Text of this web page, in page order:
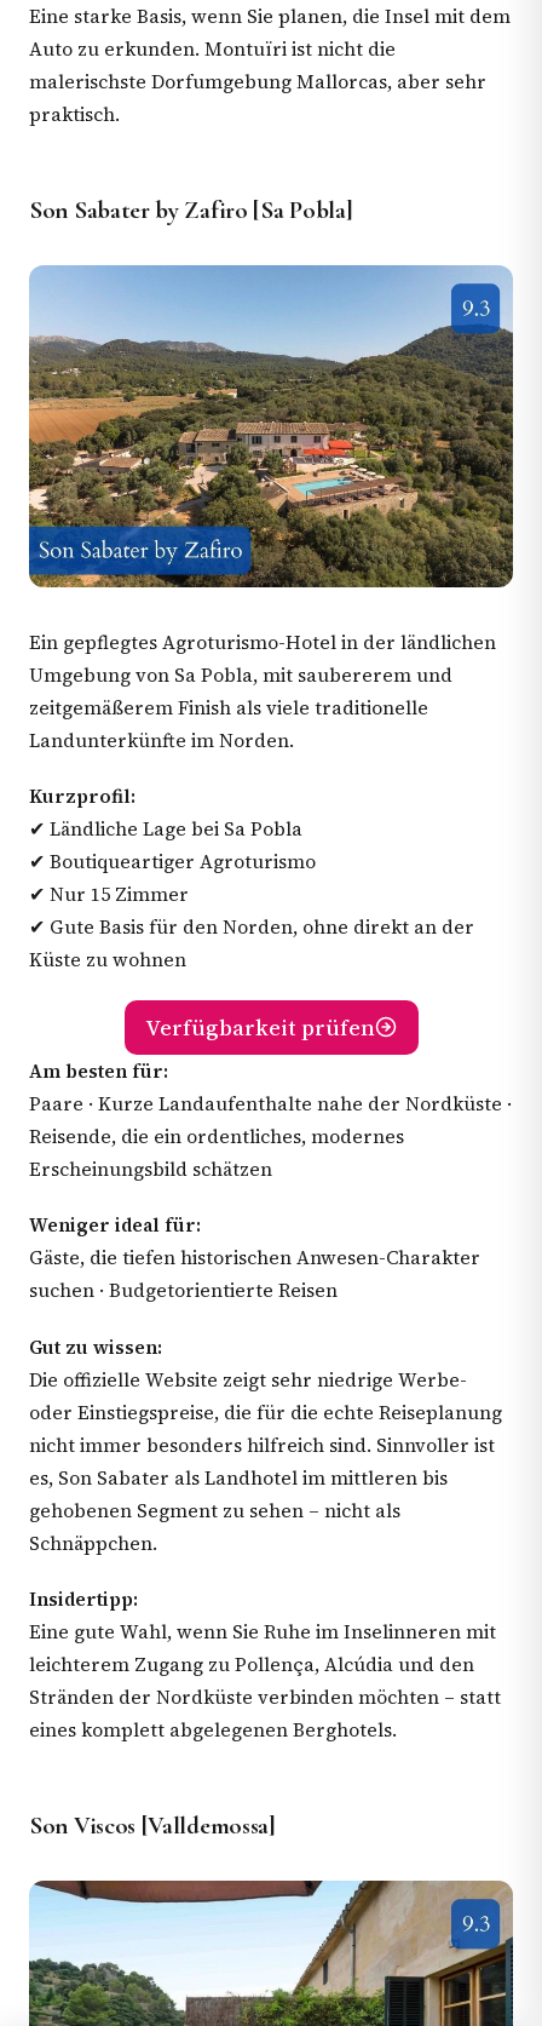
Eine starke Basis, wenn Sie planen, die Insel mit dem
Auto zu erkunden. Montuïri ist nicht die
malerischste Dorfumgebung Mallorcas, aber sehr
praktisch.
Son Sabater by Zafiro [Sa Pobla]
Ein gepflegtes Agroturismo-Hotel in der ländlichen
Umgebung von Sa Pobla, mit saubererem und
zeitgemäßerem Finish als viele traditionelle
Landunterkünfte im Norden.
Kurzprofil:
✔ Ländliche Lage bei Sa Pobla
✔ Boutiqueartiger Agroturismo
✔ Nur 15 Zimmer
✔ Gute Basis für den Norden, ohne direkt an der
Küste zu wohnen
Verfügbarkeit prüfen
Am besten für:
Paare · Kurze Landaufenthalte nahe der Nordküste ·
Reisende, die ein ordentliches, modernes
Erscheinungsbild schätzen
Weniger ideal für:
Gäste, die tiefen historischen Anwesen-Charakter
suchen · Budgetorientierte Reisen
Gut zu wissen:
Die offizielle Website zeigt sehr niedrige Werbe-
oder Einstiegspreise, die für die echte Reiseplanung
nicht immer besonders hilfreich sind. Sinnvoller ist
es, Son Sabater als Landhotel im mittleren bis
gehobenen Segment zu sehen – nicht als
Schnäppchen.
Insidertipp:
Eine gute Wahl, wenn Sie Ruhe im Inselinneren mit
leichterem Zugang zu Pollença, Alcúdia und den
Stränden der Nordküste verbinden möchten – statt
eines komplett abgelegenen Berghotels.
Son Viscos [Valldemossa]